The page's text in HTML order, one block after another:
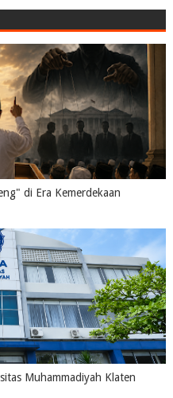
di Era Kemerdekaan
Muhammadiyah Klaten